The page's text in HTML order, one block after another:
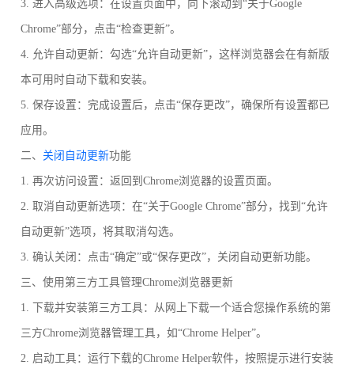
3. 进入高级选项：在设置页面中，向下滚动到“关于Google
Chrome”部分，点击“检查更新”。
4. 允许自动更新：勾选“允许自动更新”，这样浏览器会在有新版
本可用时自动下载和安装。
5. 保存设置：完成设置后，点击“保存更改”，确保所有设置都已
应用。
二、 关闭自动更新功能
1. 再次访问设置：返回到Chrome浏览器的设置页面。
2. 取消自动更新选项：在“关于Google Chrome”部分，找到“允许
自动更新”选项，将其取消勾选。
3. 确认关闭：点击“确定”或“保存更改”，关闭自动更新功能。
三、使用第三方工具管理Chrome浏览器更新
1. 下载并安装第三方工具：从网上下载一个适合您操作系统的第
三方Chrome浏览器管理工具，如“Chrome Helper”。
2. 启动工具：运行下载的Chrome Helper软件，按照提示进行安装